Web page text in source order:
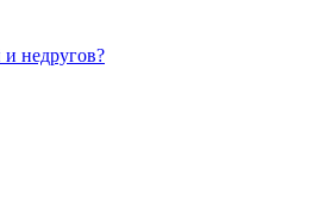
и недругов?